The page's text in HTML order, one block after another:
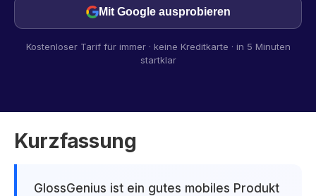
Mit Google ausprobieren
Kostenloser Tarif für immer · keine Kreditkarte · in 5 Minuten
startklar
Kurzfassung
GlossGenius ist ein gutes mobiles Produkt